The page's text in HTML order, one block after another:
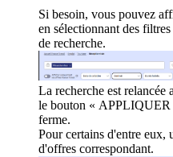
Si besoin, vous pouvez
en sélectionnant des
de recherche.
La recherche est
le bouton «
ferme.
Pour certains d'entre eux,
d'offres correspondant.